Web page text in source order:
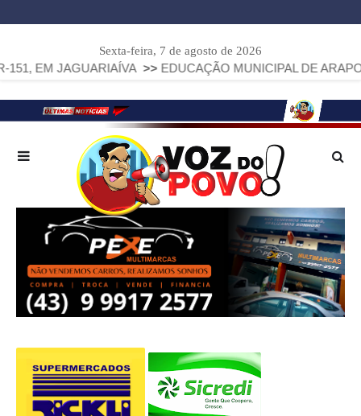
Sexta-feira, 7 de agosto de 2026
>> EDUCAÇÃO MUNICIPAL DE ARAPOTI